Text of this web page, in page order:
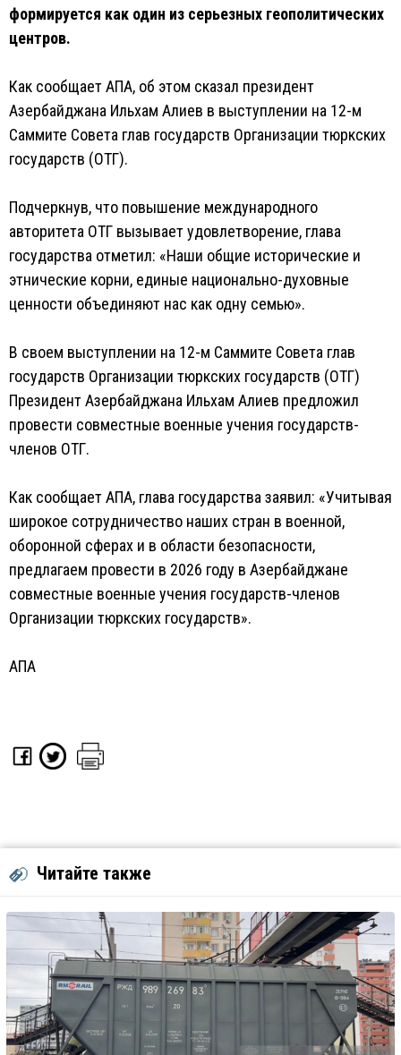
формируется как один из серьезных геополитических
центров.
Как сообщает АПА, об этом сказал президент
Азербайджана Ильхам Алиев в выступлении на 12-м
Саммите Совета глав государств Организации тюркских
государств (ОТГ).
Подчеркнув, что повышение международного
авторитета ОТГ вызывает удовлетворение, глава
государства отметил: «Наши общие исторические и
этнические корни, единые национально-духовные
ценности объединяют нас как одну семью».
В своем выступлении на 12-м Саммите Совета глав
государств Организации тюркских государств (ОТГ)
Президент Азербайджана Ильхам Алиев предложил
провести совместные военные учения государств-
членов ОТГ.
Как сообщает АПА, глава государства заявил: «Учитывая
широкое сотрудничество наших стран в военной,
оборонной сферах и в области безопасности,
предлагаем провести в 2026 году в Азербайджане
совместные военные учения государств-членов
Организации тюркских государств».
АПА
Читайте также